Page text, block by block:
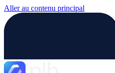
Aller au contenu principal